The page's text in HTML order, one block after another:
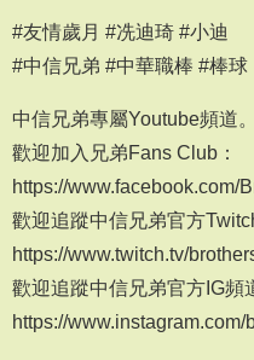
#友情歲月 #冼迪琦 #小迪
#中信兄弟 #中華職棒 #棒球
中信兄弟專屬Youtube頻道。
歡迎加入兄弟Fans Club：
https://www.facebook.com/
歡迎追蹤中信兄弟官方
https://www.twitch.tv/
歡迎追蹤中信兄弟官方IG頻
https://